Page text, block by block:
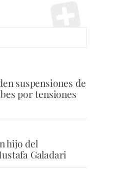
suspensiones de
por tensiones
hijo del
Galadari